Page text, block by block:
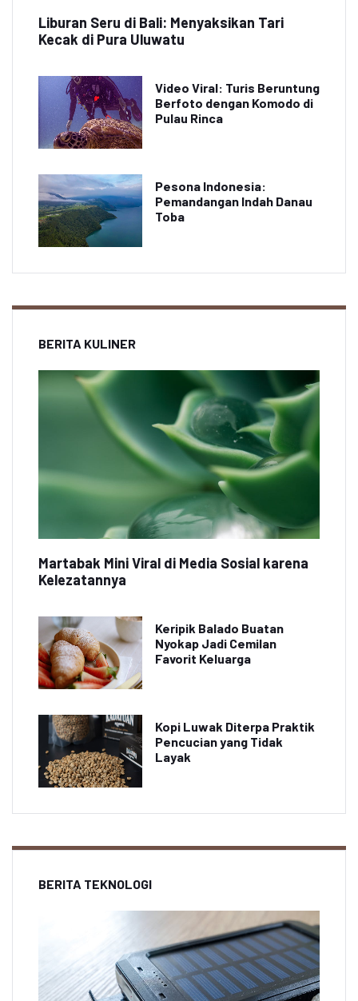
Liburan Seru di Bali: Menyaksikan Tari
Kecak di Pura Uluwatu
Video Viral: Turis Beruntung
Berfoto dengan Komodo di
Pulau Rinca
Pesona Indonesia:
Pemandangan Indah Danau
Toba
BERITA KULINER
Martabak Mini Viral di Media Sosial karena
Kelezatannya
Keripik Balado Buatan
Nyokap Jadi Cemilan
Favorit Keluarga
Kopi Luwak Diterpa Praktik
Pencucian yang Tidak
Layak
BERITA TEKNOLOGI